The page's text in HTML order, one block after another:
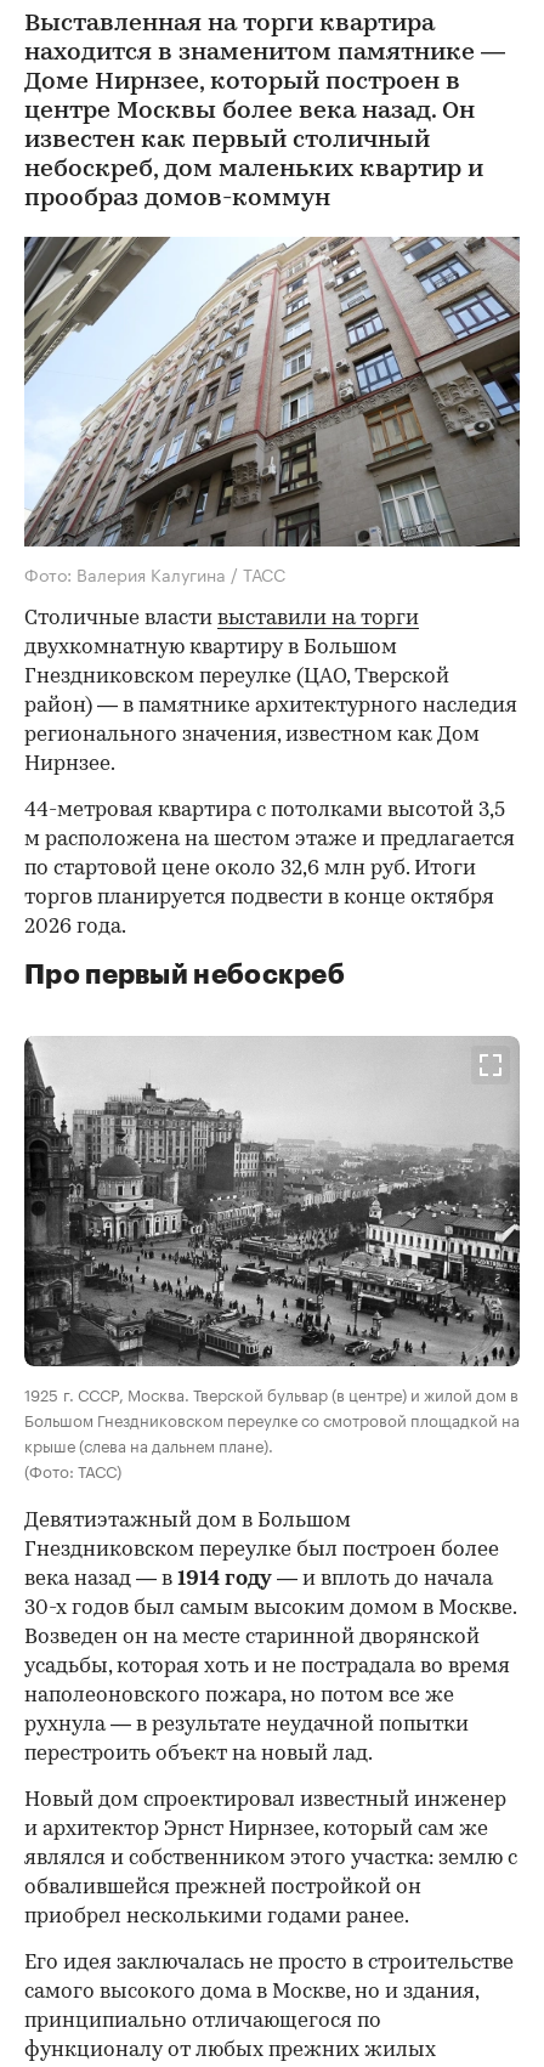
Выставленная на торги квартира
находится в знаменитом памятнике —
Доме Нирнзее, который построен в
центре Москвы более века назад. Он
известен как первый столичный
небоскреб, дом маленьких квартир и
прообраз домов-коммун
Фото: Валерия Калугина / ТАСС
Столичные власти выставили на торги
двухкомнатную квартиру в Большом
Гнездниковском переулке (ЦАО, Тверской
район) — в памятнике архитектурного наследия
регионального значения, известном как Дом
Нирнзее.
44-метровая квартира с потолками высотой 3,5
м расположена на шестом этаже и предлагается
по стартовой цене около 32,6 млн руб. Итоги
торгов планируется подвести в конце октября
2026 года.
Про первый небоскреб
00:00 / 00:00
1925 г. СССР, Москва. Тверской бульвар (в центре) и жилой дом в
Большом Гнездниковском переулке со смотровой площадкой на
крыше (слева на дальнем плане).
(Фото: ТАСС)
Девятиэтажный дом в Большом
Гнездниковском переулке был построен более
века назад — в 1914 году — и вплоть до начала
30-х годов был самым высоким домом в Москве.
Возведен он на месте старинной дворянской
усадьбы, которая хоть и не пострадала во время
наполеоновского пожара, но потом все же
рухнула — в результате неудачной попытки
перестроить объект на новый лад.
Новый дом спроектировал известный инженер
и архитектор Эрнст Нирнзее, который сам же
являлся и собственником этого участка: землю с
обвалившейся прежней постройкой он
приобрел несколькими годами ранее.
Его идея заключалась не просто в строительстве
самого высокого дома в Москве, но и здания,
принципиально отличающегося по
функционалу от любых прежних жилых